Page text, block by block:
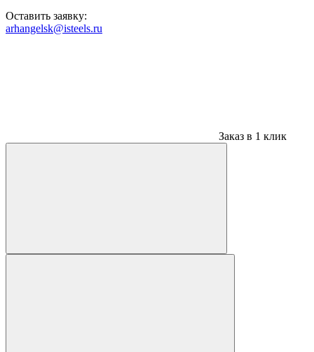
Оставить заявку:
arhangelsk@isteels.ru
Заказ в 1 клик